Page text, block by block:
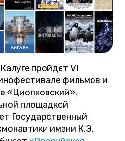
пройдет VI
фильмов и
«Циолковский».
площадкой
Государственный
имени К.Э.